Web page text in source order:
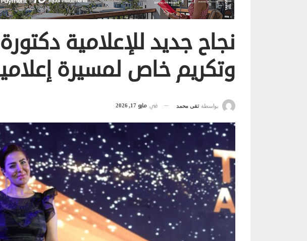
نجاح جديد للإعلامية
وتكريم خاص لمسيرة
بواسطة تقى محمد في مايو 17, 2026